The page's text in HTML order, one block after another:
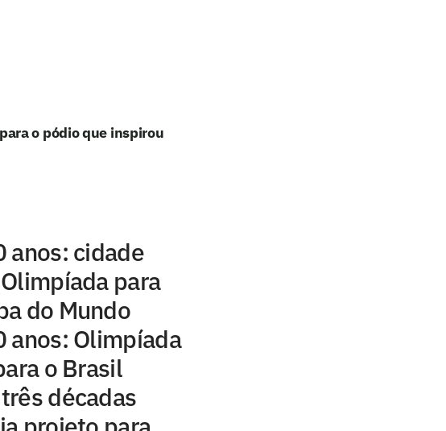
o pódio que inspirou
anos: cidade
para
do Mundo
anos: Olimpíada
o Brasil
décadas